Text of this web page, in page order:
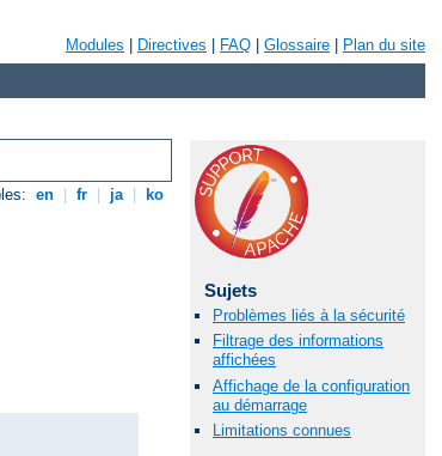
Modules Directives FAQ Glossaire Plan du site
en fr ja ko
Sujets
Problèmes liés à la sécurité
Filtrage des informations
affichées
Affichage de la configuration
au démarrage
Limitations connues